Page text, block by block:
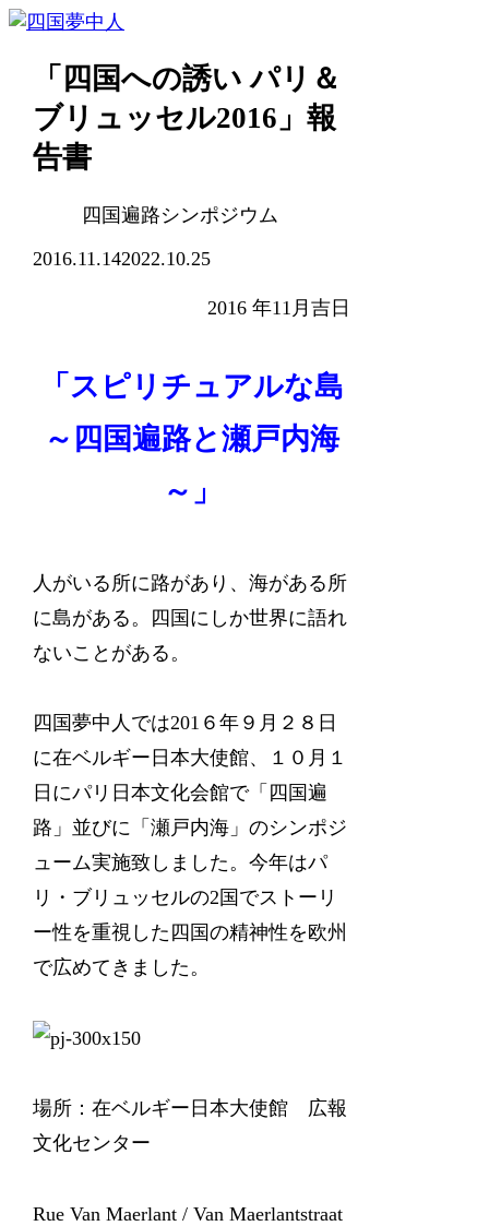
「四国への誘い パリ＆
ブリュッセル2016」報
告書
四国遍路シンポジウム
2016.11.142022.10.25
2016 年11月吉日
「スピリチュアルな島
～四国遍路と瀬戸内海
～」
人がいる所に路があり、海がある所
に島がある。四国にしか世界に語れ
ないことがある。
四国夢中人では201６年９月２８日
に在ベルギー日本大使館、１０月１
日にパリ日本文化会館で「四国遍
路」並びに「瀬戸内海」のシンポジ
ューム実施致しました。今年はパ
リ・ブリュッセルの2国でストーリ
ー性を重視した四国の精神性を欧州
で広めてきました。
場所：在ベルギー日本大使館 広報
文化センター
Rue Van Maerlant / Van Maerlantstraat